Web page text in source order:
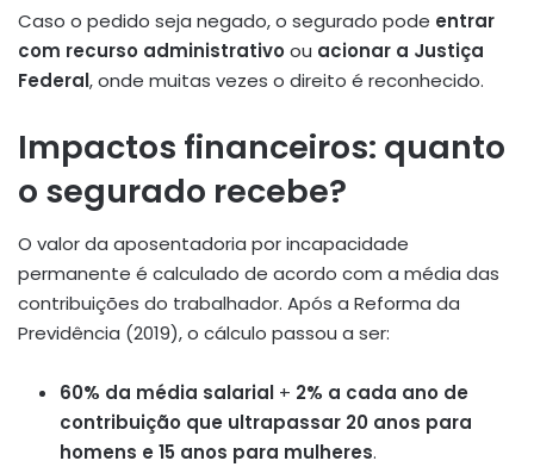
Caso o pedido seja negado, o segurado pode entrar
com recurso administrativo ou acionar a Justiça
Federal, onde muitas vezes o direito é reconhecido.
Impactos financeiros: quanto
o segurado recebe?
O valor da aposentadoria por incapacidade
permanente é calculado de acordo com a média das
contribuições do trabalhador. Após a Reforma da
Previdência (2019), o cálculo passou a ser:
60% da média salarial + 2% a cada ano de
contribuição que ultrapassar 20 anos para
homens e 15 anos para mulheres.